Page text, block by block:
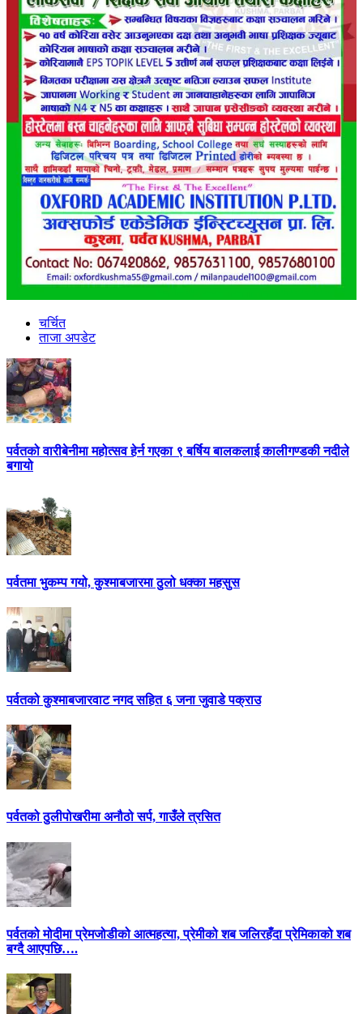
चर्चित
ताजा अपडेट
पर्वतको वारीबेनीमा महोत्सव हेर्न गएका ९ बर्षिय बालकलाई कालीगण्डकी नदीले
बगायो
पर्वतमा भुकम्प गयो, कुश्माबजारमा ठुलो धक्का महसुस
पर्वतको कुश्माबजारवाट नगद सहित ६ जना जुवाडे पक्राउ
पर्वतको ठुलीपोखरीमा अनौठो सर्प, गाउँले त्रसित
पर्वतको मोदीमा प्रेमजोडीको आत्महत्या, प्रेमीको शब जलिरहँदा प्रेमिकाको शब
बग्दै आएपछि….